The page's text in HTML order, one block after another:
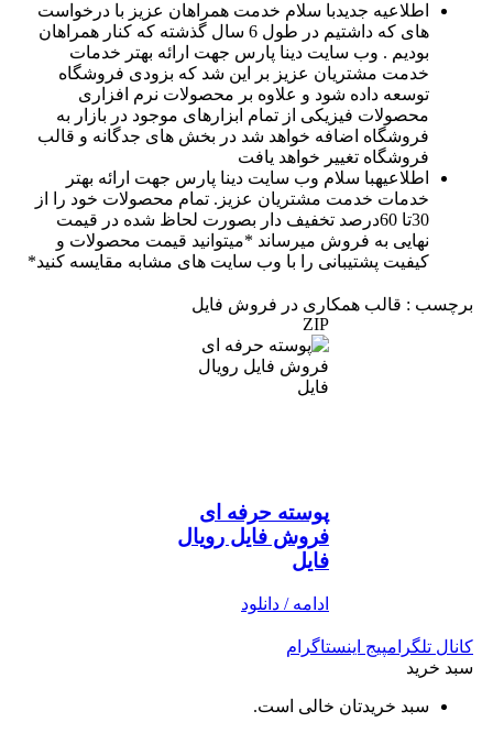
اطلاعیه جدیدبا سلام خدمت همراهان عزیز با درخواست
های که داشتیم در طول 6 سال گذشته که کنار همراهان
بودیم . وب سایت دینا پارس جهت ارائه بهتر خدمات
خدمت مشتریان عزیز بر این شد که بزودی فروشگاه
توسعه داده شود و علاوه بر محصولات نرم افزاری
محصولات فیزیکی از تمام ابزارهای موجود در بازار به
فروشگاه اضافه خواهد شد در بخش های جدگانه و قالب
فروشگاه تغییر خواهد یافت
اطلاعیهبا سلام وب سایت دینا پارس جهت ارائه بهتر
خدمات خدمت مشتریان عزیز. تمام محصولات خود را از
30تا 60درصد تخفیف دار بصورت لحاظ شده در قیمت
نهایی به فروش میرساند *میتوانید قیمت محصولات و
کیفیت پشتیبانی را با وب سایت های مشابه مقایسه کنید*
برچسب : قالب همکاری در فروش فایل
ZIP
پوسته حرفه ای
فروش فایل رویال
فایل
ادامه / دانلود
کانال تلگرامپیج اینستاگرام
سبد خرید
سبد خریدتان خالی است.